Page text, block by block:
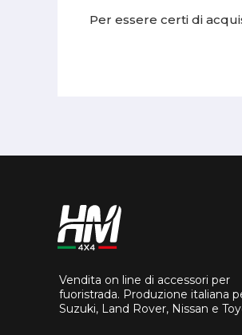
Per essere certi di
Vendita on line di accessori per
fuoristrada. Produzione italiana
Suzuki, Land Rover, Nissan e